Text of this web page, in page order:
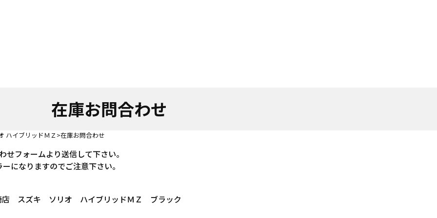
在庫お問合わせ
ハイブリッドＭＺ 在庫お問合わせ
フォームより送信して下さい。
になりますのでご注意下さい。
店 スズキ ソリオ ハイブリッドＭＺ ブラック